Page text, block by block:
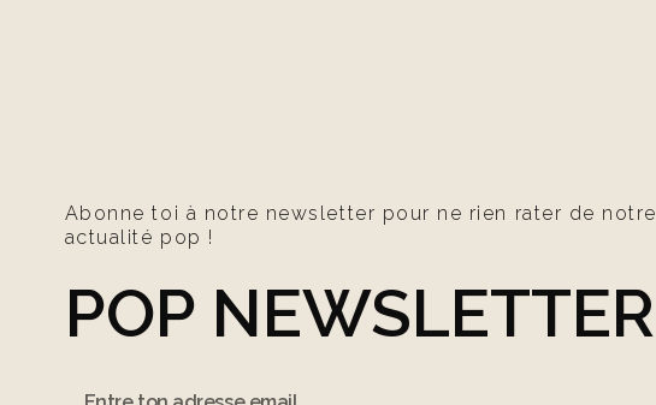
Abonne toi à notre newsletter pour ne rien rater de notre
actualité pop !
POP NEWSLETTER